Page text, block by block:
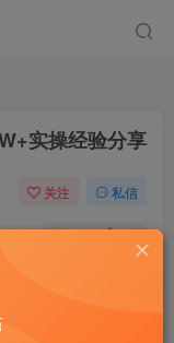
实操经验分享
关注 私信
114 13
验分享